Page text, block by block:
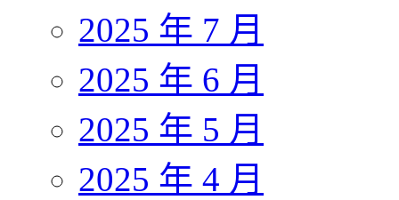
2025 年 7 月
2025 年 6 月
2025 年 5 月
2025 年 4 月